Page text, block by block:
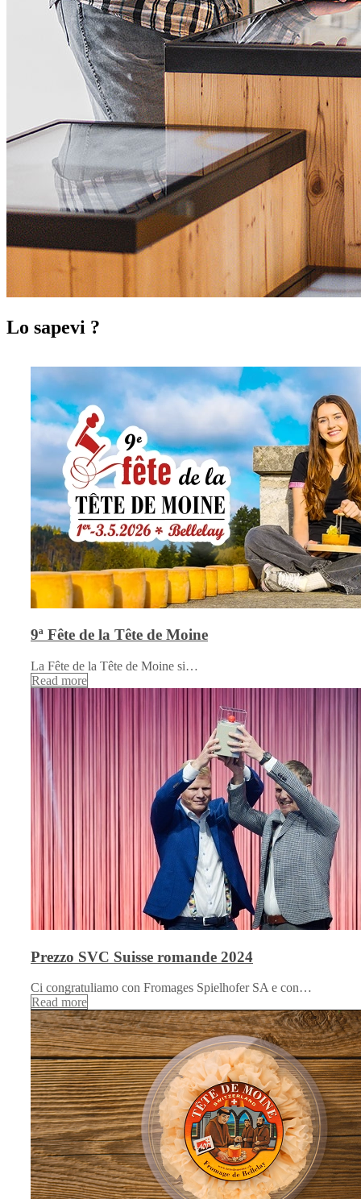
Lo sapevi ?
9ª Fête de la Tête de Moine
La Fête de la Tête de Moine si…
Read more
Prezzo SVC Suisse romande 2024
Ci congratuliamo con Fromages Spielhofer SA e con…
Read more